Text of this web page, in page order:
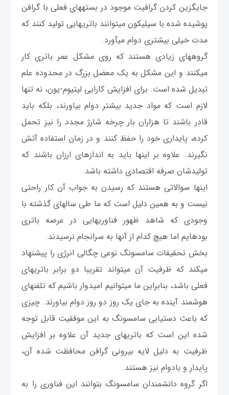
جایگزین کردن گرافیت موجود در بسته‎های فعلی با گرافن
پوشیده شده با سیلیکون می‎توانند باتری‎هایی تولید کنند که
مدت خیلی بیشتری دوام می‎آورد.
گروه‎های زیادی هستند که روی مشکل عمر باتری کار
می‎کنند و این مشکل به یک معضل بزرگ در محدوده علم
تبدیل شده است. برای افزایش کارایی لیتیوم-یون، نه تنها
لازم است که مواد جدید بیشتر دوام بیاورند، بلکه باید
قادر باشند تا هزاران بار چرخه شارژ مجدد را نیز تحمل
کرده، پایداری خود را حفظ کنند و در زمان استفاده آتش
نگیرند. علاوه بر اینها باید به اندازه‎ای ارزان باشند که
تولیدشان صرفه اقتصادی داشته باشد.
اینها سوالاتی هستند که رسیدن به جواب آن کار راحتی
نیست و به همین دلیل است که ما طی سال‎های گذشته با
وجودی که شاهد ظهور فناوری‎هایی در عرصه باتری
بوده‎ایم اما هیچ کدام از آنها به سرانجام نرسیدند.
بخش تحقيقات سامسونگ نوعی چگالی انرژی را پیشنهاد
می‎کند که ظرفیت آن می‎تواند تقريبا دو برابر باتری‎های
فعلی باشد، بنابراین ما می‎توانیم امیدوار باشیم که تلفن‎های
هوشمند آینده به جای یک روز دو روز دوام بیاورند. چیزی
که باعث دستیابی سامسونگ به این موفقیت قابل توجه
شده این است که باتری‎های جديد آن علاوه بر افزایش
ظرفیت به دلیل لایه بیرونی گرافن محافظت شده آن،
پایدار و بادوام نیز هستند.
اگر گروه دانشمندان سامسونگ بتوانند این فناوری را به